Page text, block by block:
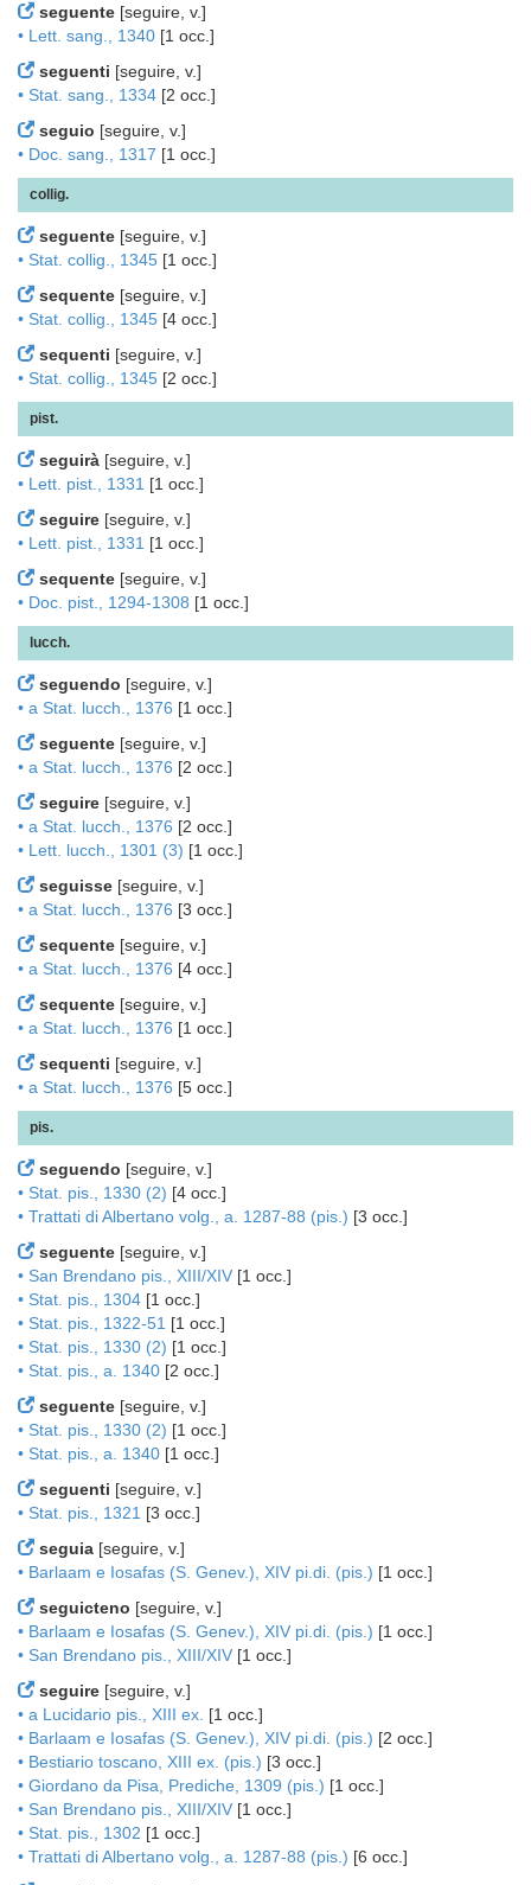
seguente [seguire, v.]
• Lett. sang., 1340 [1 occ.]
seguenti [seguire, v.]
• Stat. sang., 1334 [2 occ.]
seguio [seguire, v.]
• Doc. sang., 1317 [1 occ.]
collig.
seguente [seguire, v.]
• Stat. collig., 1345 [1 occ.]
sequente [seguire, v.]
• Stat. collig., 1345 [4 occ.]
sequenti [seguire, v.]
• Stat. collig., 1345 [2 occ.]
pist.
seguirà [seguire, v.]
• Lett. pist., 1331 [1 occ.]
seguire [seguire, v.]
• Lett. pist., 1331 [1 occ.]
sequente [seguire, v.]
• Doc. pist., 1294-1308 [1 occ.]
lucch.
seguendo [seguire, v.]
• a Stat. lucch., 1376 [1 occ.]
seguente [seguire, v.]
• a Stat. lucch., 1376 [2 occ.]
seguire [seguire, v.]
• a Stat. lucch., 1376 [2 occ.]
• Lett. lucch., 1301 (3) [1 occ.]
seguisse [seguire, v.]
• a Stat. lucch., 1376 [3 occ.]
sequente [seguire, v.]
• a Stat. lucch., 1376 [4 occ.]
sequente [seguire, v.]
• a Stat. lucch., 1376 [1 occ.]
sequenti [seguire, v.]
• a Stat. lucch., 1376 [5 occ.]
pis.
seguendo [seguire, v.]
• Stat. pis., 1330 (2) [4 occ.]
• Trattati di Albertano volg., a. 1287-88 (pis.) [3 occ.]
seguente [seguire, v.]
• San Brendano pis., XIII/XIV [1 occ.]
• Stat. pis., 1304 [1 occ.]
• Stat. pis., 1322-51 [1 occ.]
• Stat. pis., 1330 (2) [1 occ.]
• Stat. pis., a. 1340 [2 occ.]
seguente [seguire, v.]
• Stat. pis., 1330 (2) [1 occ.]
• Stat. pis., a. 1340 [1 occ.]
seguenti [seguire, v.]
• Stat. pis., 1321 [3 occ.]
seguia [seguire, v.]
• Barlaam e Iosafas (S. Genev.), XIV pi.di. (pis.) [1 occ.]
seguicteno [seguire, v.]
• Barlaam e Iosafas (S. Genev.), XIV pi.di. (pis.) [1 occ.]
• San Brendano pis., XIII/XIV [1 occ.]
seguire [seguire, v.]
• a Lucidario pis., XIII ex. [1 occ.]
• Barlaam e Iosafas (S. Genev.), XIV pi.di. (pis.) [2 occ.]
• Bestiario toscano, XIII ex. (pis.) [3 occ.]
• Giordano da Pisa, Prediche, 1309 (pis.) [1 occ.]
• San Brendano pis., XIII/XIV [1 occ.]
• Stat. pis., 1302 [1 occ.]
• Trattati di Albertano volg., a. 1287-88 (pis.) [6 occ.]